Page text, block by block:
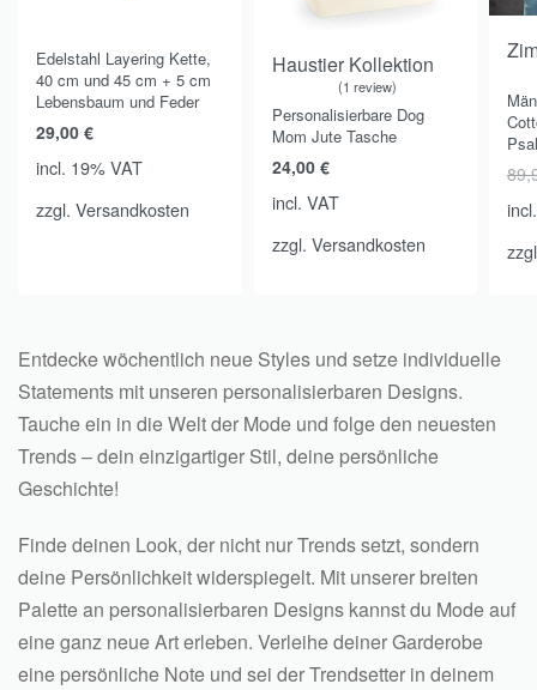
Edelstahl Layering Kette,
40 cm und 45 cm + 5 cm
Lebensbaum und Feder
29,00 €
incl. 19% VAT
zzgl. Versandkosten
Haustier Kollektion
Rated 5.00 out of 5
1 review
Personalisierbare Dog
Mom Jute Tasche
24,00 €
incl. VAT
zzgl. Versandkosten
Entdecke wöchentlich neue Styles und setze individuelle
Statements mit unseren personalisierbaren Designs.
Tauche ein in die Welt der Mode und folge den neuesten
Trends – dein einzigartiger Stil, deine persönliche
Geschichte!
Finde deinen Look, der nicht nur Trends setzt, sondern
deine Persönlichkeit widerspiegelt. Mit unserer breiten
Palette an personalisierbaren Designs kannst du Mode auf
eine ganz neue Art erleben. Verleihe deiner Garderobe
eine persönliche Note und sei der Trendsetter in deinem